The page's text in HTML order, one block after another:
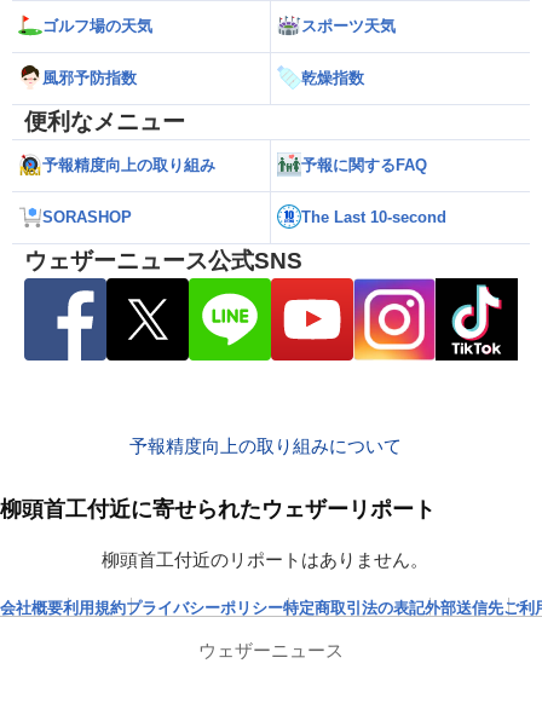
ゴルフ場の天気 スポーツ天気
風邪予防指数 乾燥指数
便利なメニュー
予報精度向上の取り組み 予報に関するFAQ
SORASHOP The Last 10-second
ウェザーニュース公式SNS
予報精度向上の取り組みについて
柳頭首工付近に寄せられたウェザーリポート
柳頭首工付近のリポートはありません。
会社概要利用規約プライバシーポリシー特定商取引法の表記外部送信先ご利
ウェザーニュース